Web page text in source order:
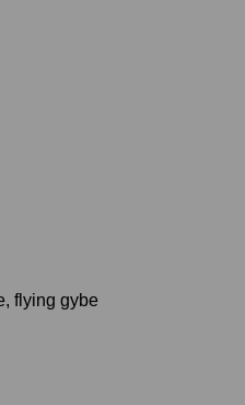
flying gybe